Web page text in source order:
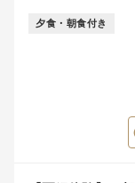
夕食・朝食付き